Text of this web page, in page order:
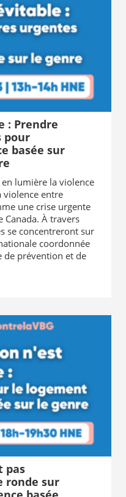
: Prendre
pour
basée sur
lumière la violence
violence entre
une crise urgente
Canada. À travers
se concentreront sur
coordonnée
de prévention et de
pas
ronde sur